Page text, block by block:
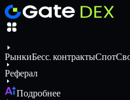
РынкиБесс. контрактыСпот
Реферал
Подробнее